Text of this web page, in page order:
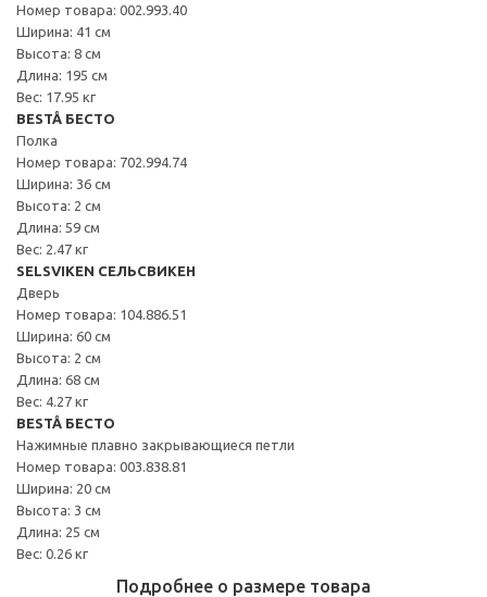
Номер товара: 002.993.40
Ширина: 41 см
Высота: 8 см
Длина: 195 см
Вес: 17.95 кг
BESTÅ БЕСТО
Полка
Номер товара: 702.994.74
Ширина: 36 см
Высота: 2 см
Длина: 59 см
Вес: 2.47 кг
SELSVIKEN СЕЛЬСВИКЕН
Дверь
Номер товара: 104.886.51
Ширина: 60 см
Высота: 2 см
Длина: 68 см
Вес: 4.27 кг
BESTÅ БЕСТО
Нажимные плавно закрывающиеся петли
Номер товара: 003.838.81
Ширина: 20 см
Высота: 3 см
Длина: 25 см
Вес: 0.26 кг
Подробнее о размере товара